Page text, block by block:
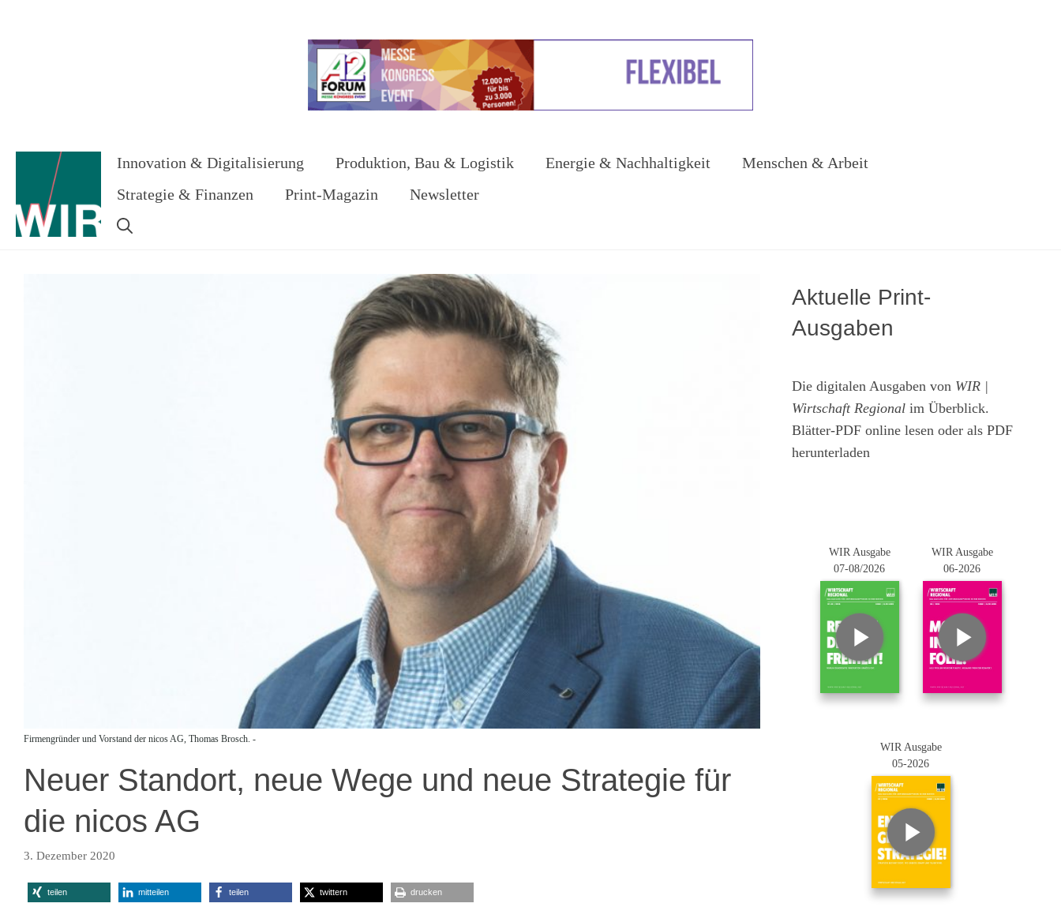
Innovation & Digitalisierung Produktion, Bau & Logistik Energie & Nachhaltigkeit
Menschen & Arbeit
Strategie & Finanzen
Print-Magazin Newsletter
Firmengründer und Vorstand der nicos AG, Thomas Brosch. -
Neuer Standort, neue Wege und neue Strategie für
die nicos AG
3. Dezember 2020
teilen mitteilen teilen twittern drucken
Aktuelle Print-
Ausgaben
Die digitalen Ausgaben von WIR |
Wirtschaft Regional im Überblick.
Blätter-PDF online lesen oder als PDF
herunterladen
WIR Ausgabe
07-08/2026
WIR Ausgabe
06-2026
WIR Ausgabe
05-2026